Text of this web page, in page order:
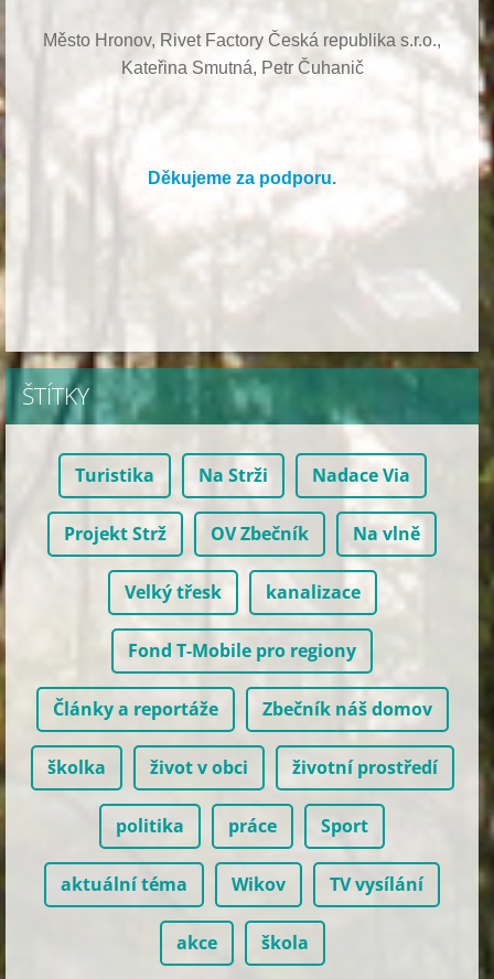
Město Hronov, Rivet Factory Česká republika s.r.o.,
Kateřina Smutná, Petr Čuhanič
Děkujeme za podporu.
ŠTÍTKY
Turistika Na Strži Nadace Via
Projekt Strž OV Zbečník Na vlně
Velký třesk kanalizace
Fond T-Mobile pro regiony
Články a reportáže Zbečník náš domov
školka život v obci životní prostředí
politika práce Sport
aktuální téma Wikov TV vysílání
akce škola